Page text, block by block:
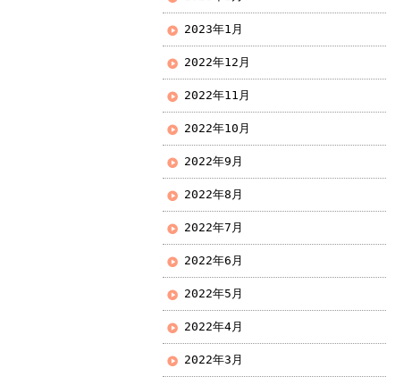
2023年1月
2022年12月
2022年11月
2022年10月
2022年9月
2022年8月
2022年7月
2022年6月
2022年5月
2022年4月
2022年3月